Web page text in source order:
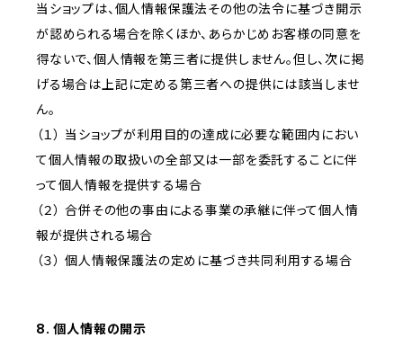
当ショップは、個人情報保護法その他の法令に基づき開示
が認められる場合を除くほか、あらかじめお客様の同意を
得ないで、個人情報を第三者に提供しません。但し、次に掲
げる場合は上記に定める第三者への提供には該当しませ
ん。
（１） 当ショップが利用目的の達成に必要な範囲内におい
て個人情報の取扱いの全部又は一部を委託することに伴
って個人情報を提供する場合
（２） 合併その他の事由による事業の承継に伴って個人情
報が提供される場合
（３） 個人情報保護法の定めに基づき共同利用する場合
8. 個人情報の開示